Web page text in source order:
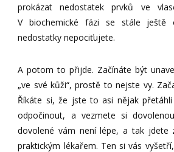
prokázat nedostatek prvků ve
V biochemické fázi se stále ještě
nedostatky nepociťujete.
A potom to přijde. Začínáte být
„ve své kůži“, prostě to nejste vy.
Říkáte si, že jste to asi nějak
odpočinout, a vezmete si
dovolené vám není lépe, a tak jdete
praktickým lékařem. Ten si vás